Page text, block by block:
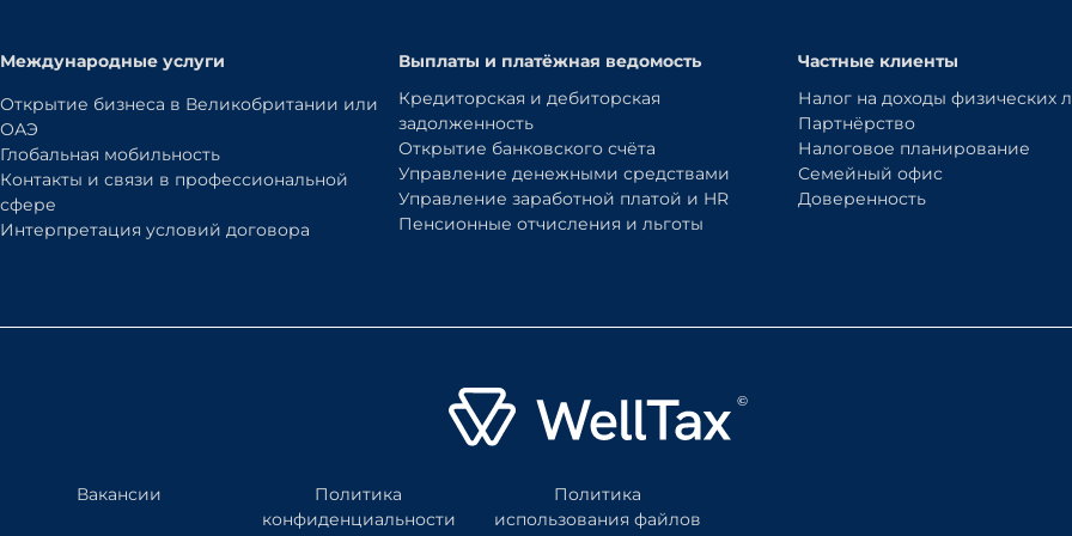
Международные услуги
Открытие бизнеса в Великобритании или
ОАЭ
Глобальная мобильность
Контакты и связи в профессиональной
сфере
Интерпретация условий договора
Выплаты и платёжная ведомость
Кредиторская и дебиторская
задолженность
Открытие банковского счёта
Управление денежными средствами
Управление заработной платой и HR
Пенсионные отчисления и льготы
Частные клиенты
Налог на доходы физических
Партнёрство
Налоговое планирование
Семейный офис
Доверенность
Вакансии
Политика
конфиденциальности
Политика
использования файлов